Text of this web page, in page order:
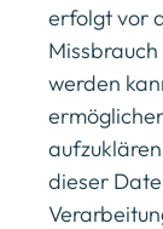
erfolgt vor
werden
dieser